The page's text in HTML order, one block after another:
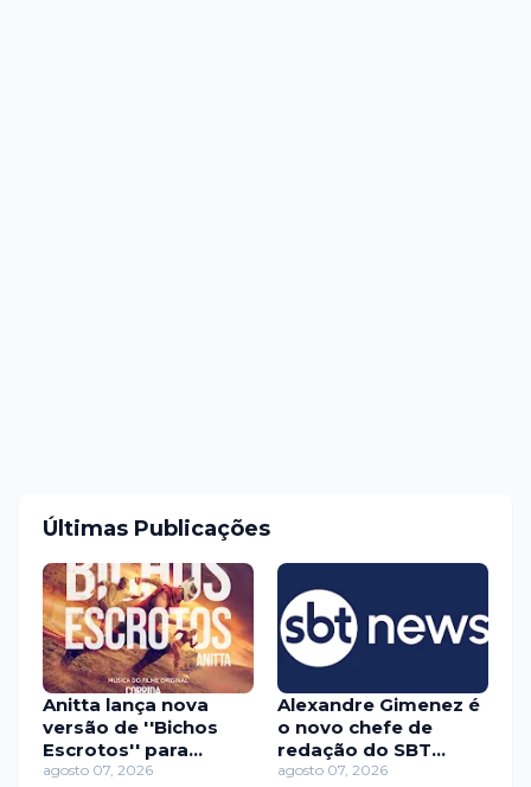
Últimas Publicações
Anitta lança nova
versão de ''Bichos
Escrotos'' para
Corrida dos Bichos,
agosto 07, 2026
Alexandre Gimenez é
o novo chefe de
redação do SBT
News após 24 anos
agosto 07, 2026